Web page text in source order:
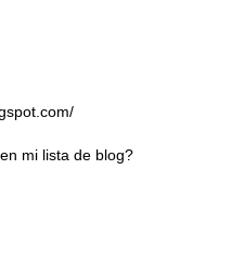
mi lista de blog?